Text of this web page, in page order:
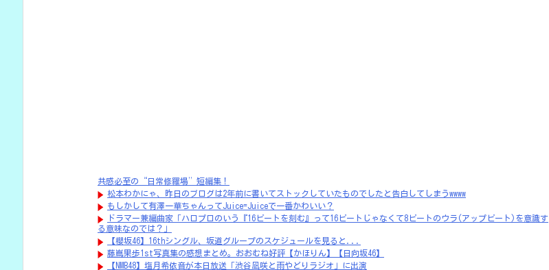
共感必至の“日常修羅場”短編集！
松本わかにゃ、昨日のブログは2年前に書いてストックしていたものでしたと告白してしまうwwww
もしかして有澤一華ちゃんってJuice=Juiceで一番かわいい？
ドラマー兼編曲家「ハロプロのいう『16ビートを刻む』って16ビートじゃなくて8ビートのウラ(アップビート)を意識す
る意味なのでは？」
【櫻坂46】16thシングル、坂道グループのスケジュールを見ると...
藤嶌果歩1st写真集の感想まとめ。おおむね好評【かほりん】【日向坂46】
【NMB48】塩月希依音が本日放送「渋谷凪咲と雨やどりラジオ」に出演